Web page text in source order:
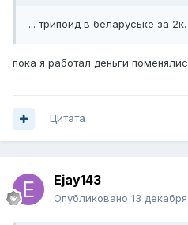
... трипоид в беларуське за
пока я работал деньги
Цитата
Ejay143
Опубликовано 13